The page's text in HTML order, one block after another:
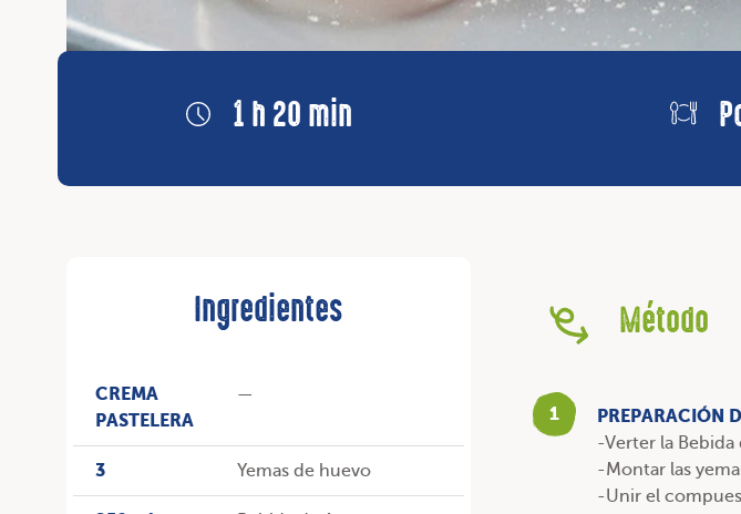
1 h 20 min
Ingredientes
CREMA
PASTELERA
—
3 Yemas de huevo
Método
1 PREPARACIÓN
-Verter la
-Montar las
-Unir el